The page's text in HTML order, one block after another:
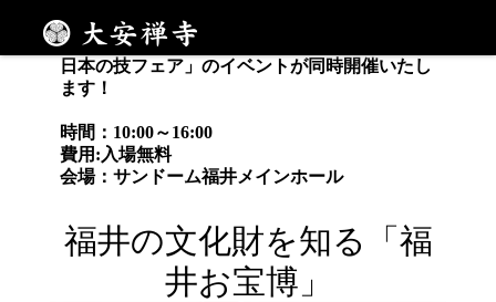
11月22日(土)・23日(日)
サンドーム福井にて「福井 お宝博」「文化庁
日本の技フェア」のイベントが同時開催いたし
ます！
時間：10:00～16:00
費用:入場無料
会場：サンドーム福井メインホール
福井の文化財を知る「福
井お宝博」